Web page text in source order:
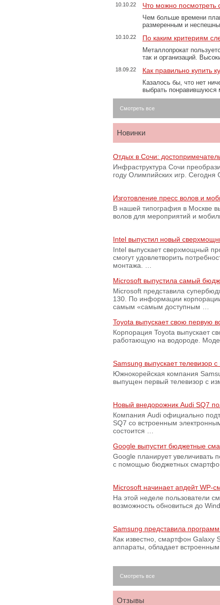
10.10.22 Что можно посмотреть
Чем больше времени
размеренным и
10.10.22 По каким критериям
Металлопрокат
так и организаций.
18.09.22 Как правильно купить
Казалось бы, что нет
выбрать
Смотреть все
Новинки
Отдых в Сочи:
Инфраструктура Сочи
году Олимпийских игр.
Изготовление пресс волов и
В нашей типография в Москве
волов для мероприятий и
Intel выпустил новый
Intel выпускает сверхмощный
смогут удовлетворить
монтажа. …
Microsoft выпустила самый
Microsoft представила
130. По информации
самым «самым доступным …
Toyota выпускает свою первую
Корпорация Toyota выпускает
работающую на водороде.
Samsung выпускает телевизор
Южнокорейская компания
выпущен первый телевизор с
Новый внедорожник Audi SQ7
Компания Audi официально
SQ7 со встроенным
состоится …
Google выпустит бюджетные
Google планирует увеличивать
с помощью бюджетных
Microsoft начинает апдейт WP-
На этой неделе пользователи
возможность обновиться до
Samsung представила
Как известно, смартфон Galaxy
аппараты, обладает
Смотреть все
Отзывы